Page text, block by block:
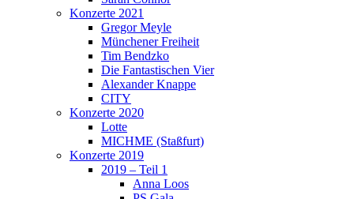
Konzerte 2021
Gregor Meyle
Münchener Freiheit
Tim Bendzko
Die Fantastischen Vier
Alexander Knappe
CITY
Konzerte 2020
Lotte
MICHME (Staßfurt)
Konzerte 2019
2019 – Teil 1
Anna Loos